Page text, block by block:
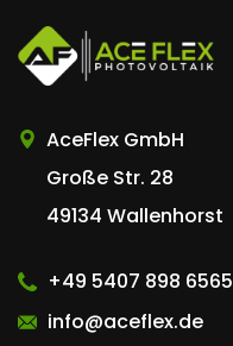
AceFlex GmbH
Große Str. 28
49134 Wallenhorst
+49 5407 898 6565
info@aceflex.de